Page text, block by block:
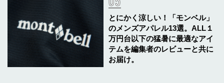
とにかく涼しい！「モンベル」
のメンズアパレル13選。ALL１
万円台以下の猛暑に最適なアイ
テムを編集者のレビューと共に
お届け。